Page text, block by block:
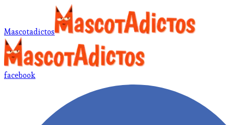
Mascotadictos
facebook